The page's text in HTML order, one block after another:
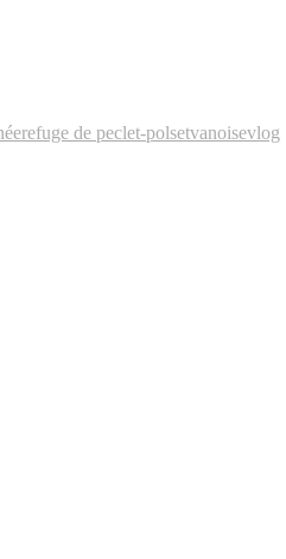
refuge de peclet-polsetvanoisevlog